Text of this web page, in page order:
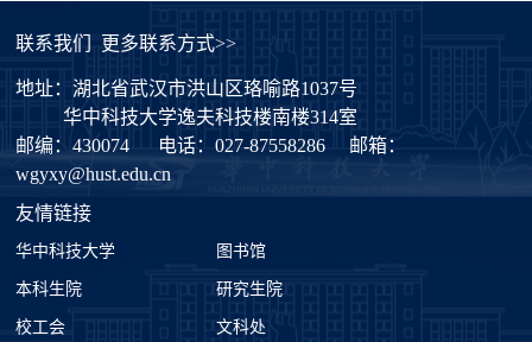
联系我们 更多联系方式>>
地址：湖北省武汉市洪山区珞喻路1037号
华中科技大学逸夫科技楼南楼314室
邮编：430074
电话：027-87558286
邮箱：
wgyxy@hust.edu.cn
友情链接
华中科技大学 图书馆
本科生院 研究生院
校工会 文科处